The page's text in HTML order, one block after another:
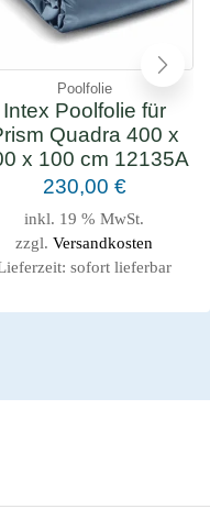
Poolfolie
Intex Poolfolie für
Quadra 400 x
x 100 cm 12135A
230,00 €
inkl. 19 % MwSt.
zzgl. Versandkosten
sofort lieferbar